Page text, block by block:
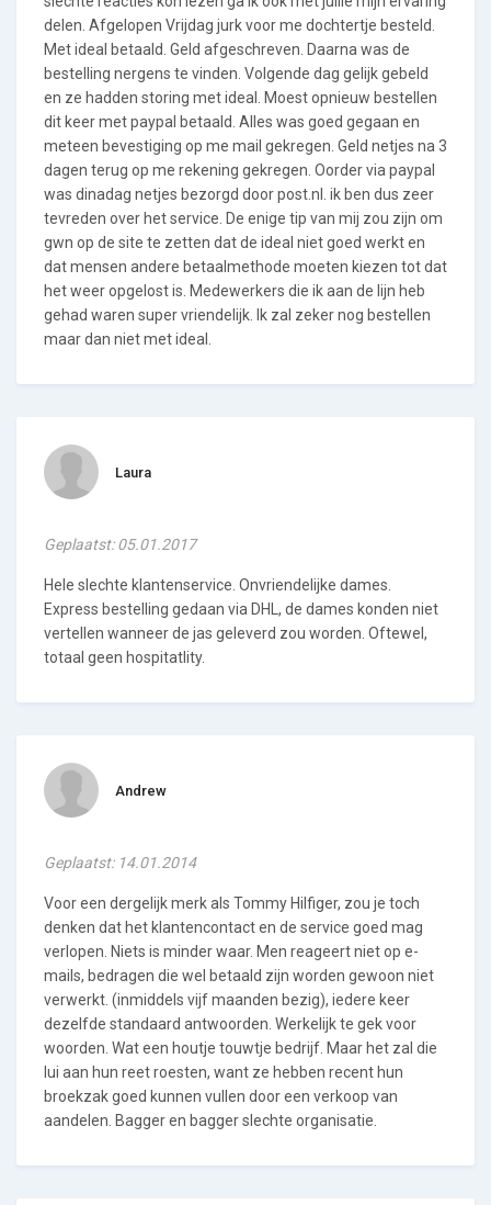
delen. Afgelopen Vrijdag jurk voor me dochtertje besteld.
Met ideal betaald. Geld afgeschreven. Daarna was de
bestelling nergens te vinden. Volgende dag gelijk gebeld
en ze hadden storing met ideal. Moest opnieuw bestellen
dit keer met paypal betaald. Alles was goed gegaan en
meteen bevestiging op me mail gekregen. Geld netjes na 3
dagen terug op me rekening gekregen. Oorder via paypal
was dinadag netjes bezorgd door post.nl. ik ben dus zeer
tevreden over het service. De enige tip van mij zou zijn om
gwn op de site te zetten dat de ideal niet goed werkt en
dat mensen andere betaalmethode moeten kiezen tot dat
het weer opgelost is. Medewerkers die ik aan de lijn heb
gehad waren super vriendelijk. Ik zal zeker nog bestellen
maar dan niet met ideal.
Laura
Geplaatst: 05.01.2017
Hele slechte klantenservice. Onvriendelijke dames.
Express bestelling gedaan via DHL, de dames konden niet
vertellen wanneer de jas geleverd zou worden. Oftewel,
totaal geen hospitatlity.
Andrew
Geplaatst: 14.01.2014
Voor een dergelijk merk als Tommy Hilfiger, zou je toch
denken dat het klantencontact en de service goed mag
verlopen. Niets is minder waar. Men reageert niet op e-
mails, bedragen die wel betaald zijn worden gewoon niet
verwerkt. (inmiddels vijf maanden bezig), iedere keer
dezelfde standaard antwoorden. Werkelijk te gek voor
woorden. Wat een houtje touwtje bedrijf. Maar het zal die
lui aan hun reet roesten, want ze hebben recent hun
broekzak goed kunnen vullen door een verkoop van
aandelen. Bagger en bagger slechte organisatie.